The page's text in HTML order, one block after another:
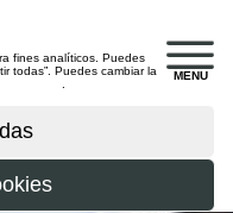
MENU
fines analíticos. Puedes
todas”. Puedes cambiar la